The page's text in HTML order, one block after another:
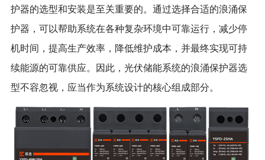
护器的选型和安装是至关重要的。通过选择合适的浪涌保
护器，可以帮助系统在各种复杂环境中可靠运行，减少停
机时间，提高生产效率，降低维护成本，并最终实现可持
续能源的可靠供应。因此，光伏储能系统的浪涌保护器选
型不容忽视，应当作为系统设计的核心组成部分。